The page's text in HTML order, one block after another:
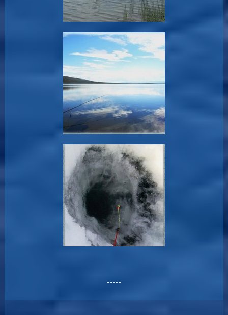
-----